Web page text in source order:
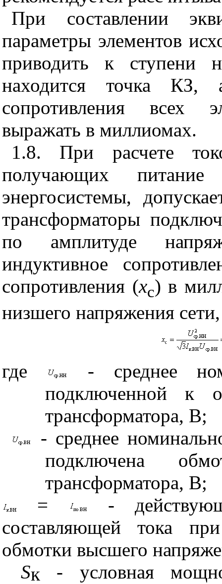
При составлении
параметры элементов
приводить к ступени
находится точка КЗ,
сопротивления всех
выражать в миллиомах.
1.8. При расчете
получающих питание
энергосистемы,
трансформаторы
по амплитуде
индуктивное
сопротивления (хс) в
низшего напряжения
где
- среднее
подключенной к
трансформатора, В;
- среднее
подключена
трансформатора, В;
=
-
составляющей тока
обмотки высшего
Sк - условная